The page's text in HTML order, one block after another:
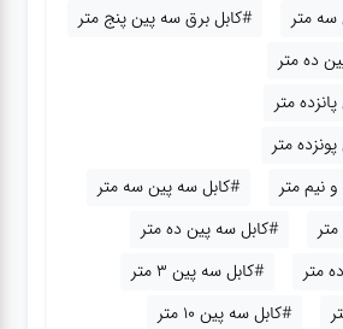
متر
#کابل برق سه پین پنج متر
ده متر
متر
متر
نیم متر
#کابل سه پین سه متر
#کابل سه پین ده متر
متر
#کابل سه پین 3 متر
#کابل سه پین 10 متر